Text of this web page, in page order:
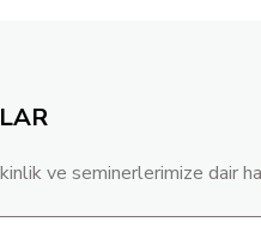
ve seminerlerimize dair